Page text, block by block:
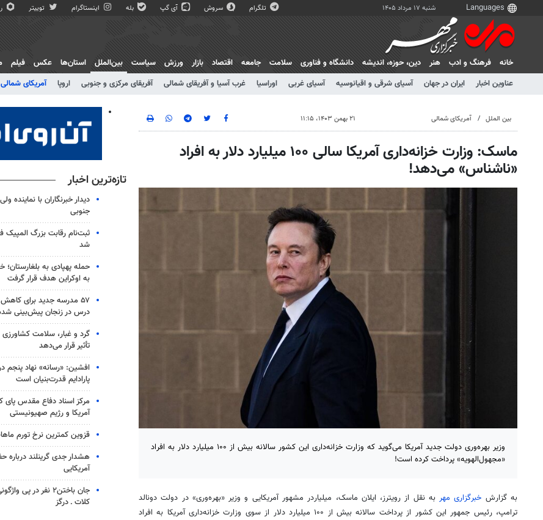
شنبه ۱۷ مرداد ۱۴۰۵ تلگرام سروش آی گپ بله اینستاگرام توییتر
خانه فرهنگ و ادب هنر دين، حوزه، انديشه دانشگاه و فناوری سلامت جامعه اقتصاد بازار ورزش سیاست
بین‌الملل
عناوین اخبار
ایران در جهان آسیای شرقی و اقیانوسیه آسیای غربی اوراسیا غرب آسیا و آفریقای شمالی آفریقای مرکزی و جنوبی اروپا آمریکای شمالی
استان‌ها عکس فیلم
بین الملل آمریکای شمالی ۲۱ بهمن ۱۴۰۳، ۱۱:۱۵
ماسک: وزارت خزانه‌داری آمریکا سالی ۱۰۰ میلیارد دلار به افراد
«ناشناس» می‌دهد!
وزیر بهره‌وری دولت جدید آمریکا می‌گوید که وزارت خزانه‌داری این کشور سالانه بیش از ۱۰۰ میلیارد دلار به افراد
«مجهول‌الهویه» پرداخت کرده است!
به گزارش خبرگزاری مهربه نقل از رویترز، ایلان ماسک، میلیاردر مشهور آمریکایی و وزیر «بهره‌وری» در دولت دونالد
ترامپ، رئیس جمهور این کشور از پرداخت سالانه بیش از ۱۰۰ میلیارد دلار از سوی وزارت خزانه‌داری آمریکا به افراد
تازه‌ترین اخبار
دیدار خبرنگاران با نماینده
جنوبی
شد
حمله پهپادی به بلغارستان؛
به اوکراین هدف قرار گرفت
۵۷ مدرسه جدید برای
درس در زنجان پیش‌بینی
گرد و غبار، سلامت
تأثیر قرار می‌دهد
افشین: «رسانه» نهاد پنجم
پارادایم قدرت‌بنیان است
مرکز اسناد دفاع مقدس پای
آمریکا و رژیم صهیونیستی
قزوین کمترین نرخ تورم
هشدار جدی گرینلند درباره
آمریکایی
جان باختن۲ نفر در پی
کلات ـ درگز